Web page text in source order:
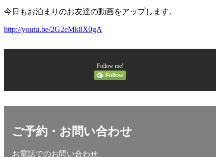
今日もお泊まりのお友達の動画をアップします。
http://youtu.be/2G2eMk8X0gA
Follow me!
ご予約・お問い合わせ
お電話でのお問い合わせ